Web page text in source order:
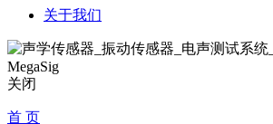
关于我们
关闭
首 页